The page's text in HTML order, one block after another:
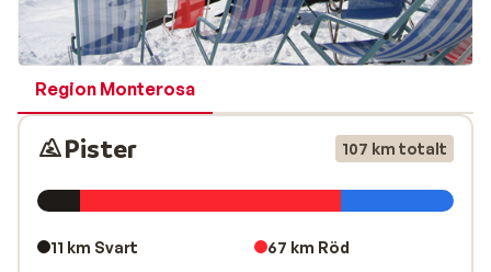
Region Monterosa
Pister 107 km totalt
11 km Svart
67 km Röd